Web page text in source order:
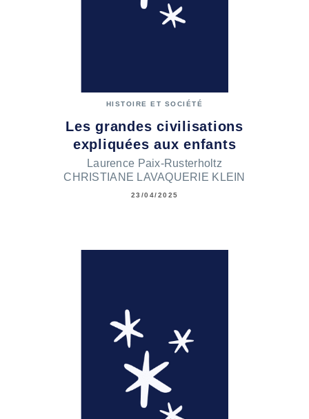
HISTOIRE ET SOCIÉTÉ
Les grandes civilisations
expliquées aux enfants
Laurence Paix-Rusterholtz
CHRISTIANE LAVAQUERIE KLEIN
23/04/2025